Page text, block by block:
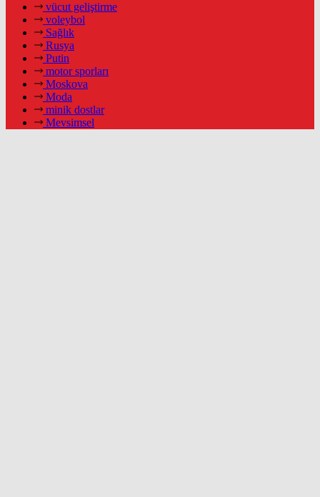
vücut geliştirme
voleybol
Sağlık
Rusya
Putin
motor sporları
Moskova
Moda
minik dostlar
Mevsimsel